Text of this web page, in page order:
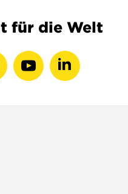
für die Welt
Youtube-LinkedIN-